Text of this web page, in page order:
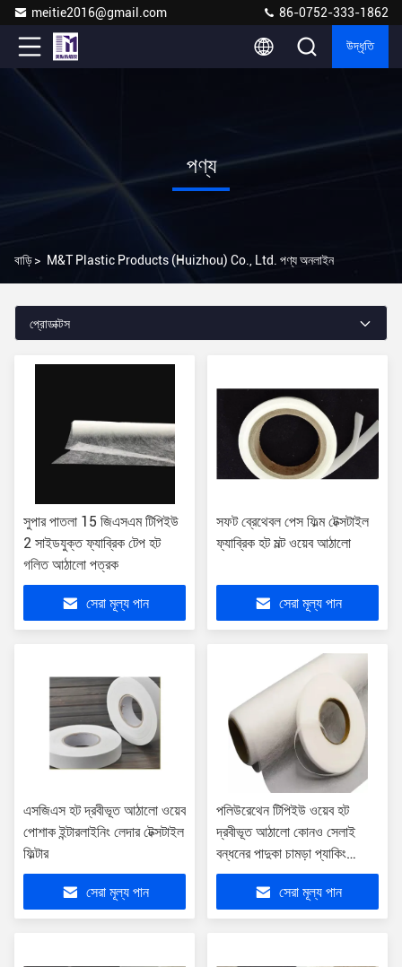
meitie2016@gmail.com 86-0752-333-1862
উদ্ধৃতি
পণ্য
বাড়ি> M&T Plastic Products (Huizhou) Co., Ltd. পণ্য অনলাইন
প্রোডাক্টস
সুপার পাতলা 15 জিএসএম টিপিইউ
2 সাইডযুক্ত ফ্যাব্রিক টেপ হট
গলিত আঠালো পত্রক
সেরা মূল্য পান
সফট ব্রেথেবল পেস ফিল্ম টেক্সটাইল
ফ্যাব্রিক হট মল্ট ওয়েব আঠালো
সেরা মূল্য পান
এসজিএস হট দ্রবীভূত আঠালো ওয়েব
পোশাক ইন্টারলাইনিং লেদার টেক্সটাইল
ফিল্টার
সেরা মূল্য পান
পলিউরেথেন টিপিইউ ওয়েব হট
দ্রবীভূত আঠালো কোনও সেলাই
বন্ধনের পাদুকা চামড়া প্যাকিং
ল্যামিনেশন
সেরা মূল্য পান